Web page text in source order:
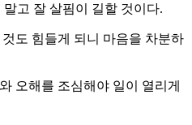
고 잘 살핌이 길할 것이다.
도 힘들게 되니 마음을 차분하
오해를 조심해야 일이 열리게